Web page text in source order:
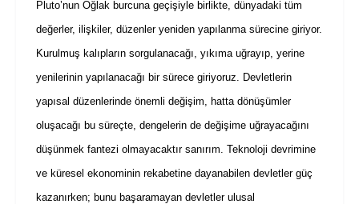
Pluto’nun Oğlak burcuna geçişiyle birlikte, dünyadaki tüm
değerler, ilişkiler, düzenler yeniden yapılanma sürecine giriyor.
Kurulmuş kalıpların sorgulanacağı, yıkıma uğrayıp, yerine
yenilerinin yapılanacağı bir sürece giriyoruz. Devletlerin
yapısal düzenlerinde önemli değişim, hatta dönüşümler
oluşacağı bu süreçte, dengelerin de değişime uğrayacağını
düşünmek fantezi olmayacaktır sanırım. Teknoloji devrimine
ve küresel ekonominin rekabetine dayanabilen devletler güç
kazanırken; bunu başaramayan devletler ulusal